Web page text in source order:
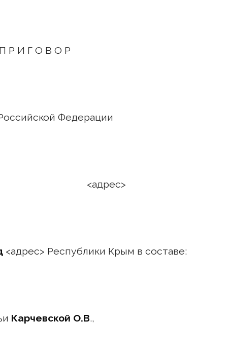
П Р И Г О В О Р
Федерации
<адрес>
<адрес> Республики Крым в составе:
Карчевской О.В.,